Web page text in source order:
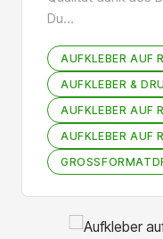
Du…
AUFKLEBER AUF
AUFKLEBER &
AUFKLEBER AUF
AUFKLEBER AUF
Bildergalerie